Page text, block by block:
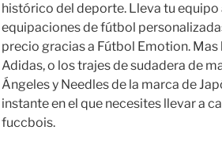
histórico del deporte. Lleva tu equipo
equipaciones de fútbol
precio gracias a Fútbol Emotion.
Adidas, o los trajes de sudadera de
Ángeles y Needles de la marca de
instante en el que necesites llevar a
fuccbois.